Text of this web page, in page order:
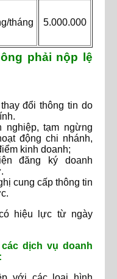
tháng 5.000.000
phải nộp lệ
đổi thông tin do
tạm ngừng
động chi nhánh,
kinh doanh;
đăng ký doanh
cung cấp thông tin
hiệu lực từ ngày
dịch vụ doanh